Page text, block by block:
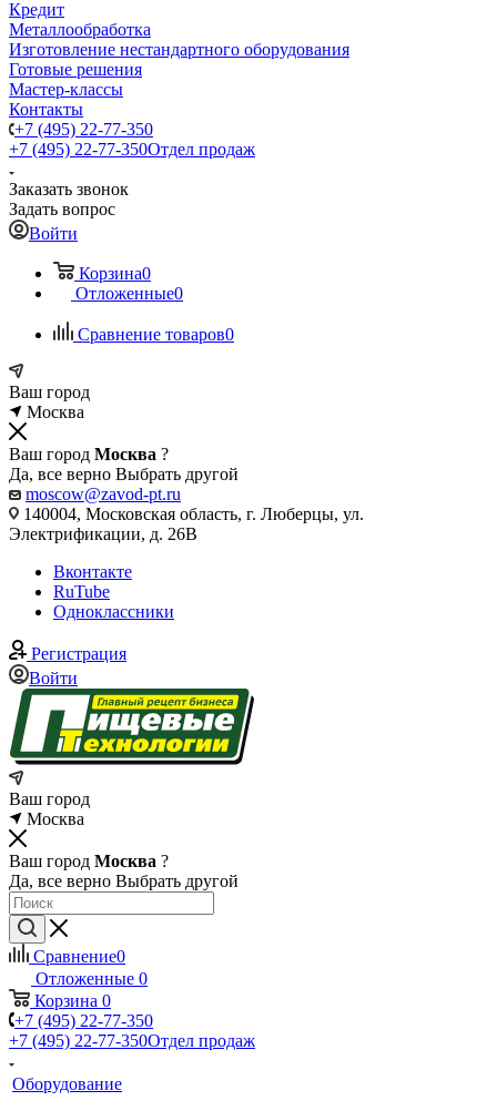
Кредит
Металлообработка
Изготовление нестандартного оборудования
Готовые решения
Мастер-классы
Контакты
+7 (495) 22-77-350
+7 (495) 22-77-350Отдел продаж
Заказать звонок
Задать вопрос
Войти
Корзина0
Отложенные0
Сравнение товаров0
Ваш город
Москва
Ваш город Москва ?
Да, все верно Выбрать другой
moscow@zavod-pt.ru
140004, Московская область, г. Люберцы, ул.
Электрификации, д. 26В
Вконтакте
RuTube
Одноклассники
Регистрация
Войти
Ваш город
Москва
Ваш город Москва ?
Да, все верно Выбрать другой
Сравнение0
Отложенные 0
Корзина 0
+7 (495) 22-77-350
+7 (495) 22-77-350Отдел продаж
Оборудование